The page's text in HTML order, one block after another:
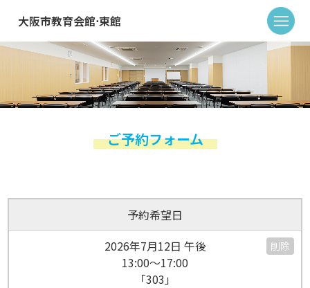
大阪市教育会館⋅東館
ご予約フォーム
予約希望日
2026年7月12日 午後
13:00～17:00
「303」
削除